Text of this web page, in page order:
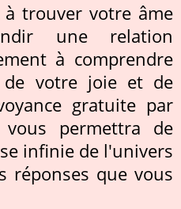
à trouver votre âme
une relation
à comprendre
de votre joie et de
gratuite par
permettra de
infinie de l'univers
réponses que vous